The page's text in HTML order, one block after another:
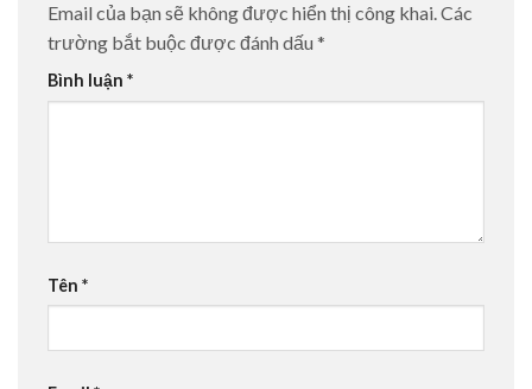
Email của bạn sẽ không được hiển thị công khai.Các
trường bắt buộc được đánh dấu *
Bình luận *
Tên *